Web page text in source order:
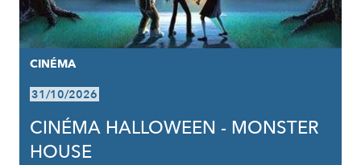
CINÉMA
31/10/2026
CINÉMA HALLOWEEN - MONSTER
HOUSE